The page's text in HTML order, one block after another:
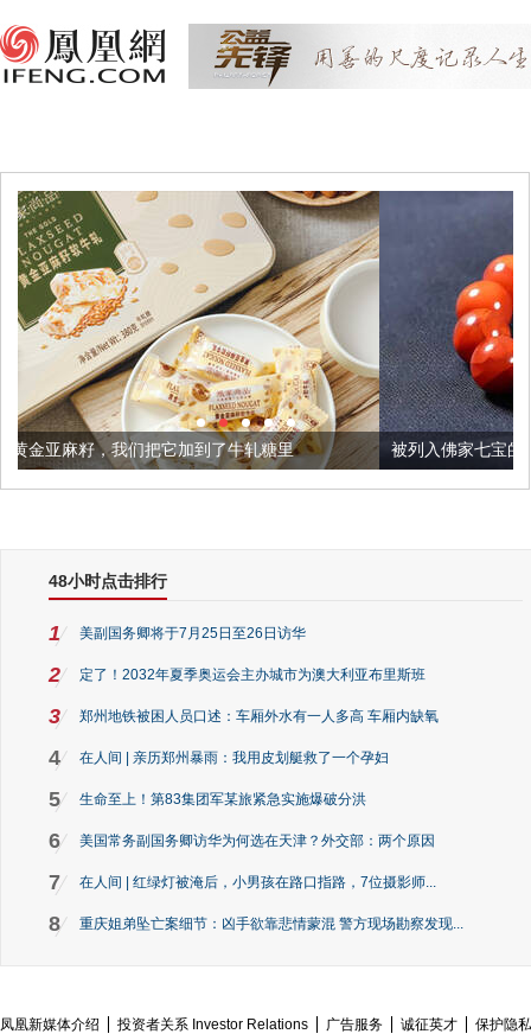
加到了牛轧糖里 被列入佛家七宝的它到底有多美？
48小时点击排行
1 美副国务卿将于7月25日至26日访华
2 定了！2032年夏季奥运会主办城市为澳大利亚布里斯班
3 郑州地铁被困人员口述：车厢外水有一人多高 车厢内缺氧
4 在人间 | 亲历郑州暴雨：我用皮划艇救了一个孕妇
5 生命至上！第83集团军某旅紧急实施爆破分洪
6 美国常务副国务卿访华为何选在天津？外交部：两个原因
7 在人间 | 红绿灯被淹后，小男孩在路口指路，7位摄影师...
8 重庆姐弟坠亡案细节：凶手欲靠悲情蒙混 警方现场勘察发现...
凤凰新媒体介绍 投资者关系 Investor Relations 广告服务 诚征英才
保护隐